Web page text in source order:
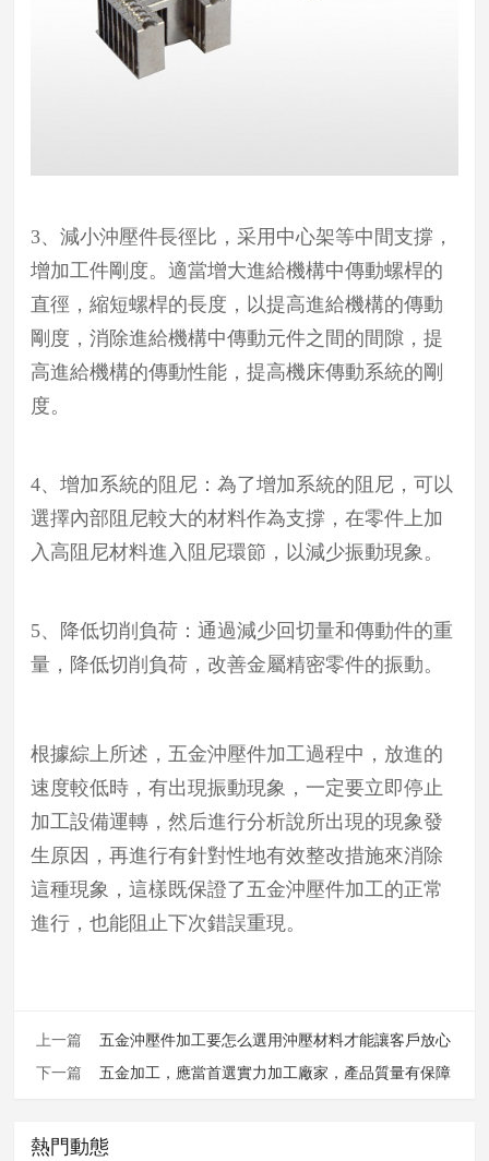
3、減小沖壓件長徑比，采用中心架等中間支撐，
增加工件剛度。適當增大進給機構中傳動螺桿的
直徑，縮短螺桿的長度，以提高進給機構的傳動
剛度，消除進給機構中傳動元件之間的間隙，提
高進給機構的傳動性能，提高機床傳動系統的剛
度。
4、增加系統的阻尼：為了增加系統的阻尼，可以
選擇內部阻尼較大的材料作為支撐，在零件上加
入高阻尼材料進入阻尼環節，以減少振動現象。
5、降低切削負荷：通過減少回切量和傳動件的重
量，降低切削負荷，改善金屬精密零件的振動。
根據綜上所述，五金沖壓件加工過程中，放進的
速度較低時，有出現振動現象，一定要立即停止
加工設備運轉，然后進行分析說所出現的現象發
生原因，再進行有針對性地有效整改措施來消除
這種現象，這樣既保證了五金沖壓件加工的正常
進行，也能阻止下次錯誤重現。
上一篇五金沖壓件加工要怎么選用沖壓材料才能讓客戶放心
下一篇五金加工，應當首選實力加工廠家，產品質量有保障
熱門動態